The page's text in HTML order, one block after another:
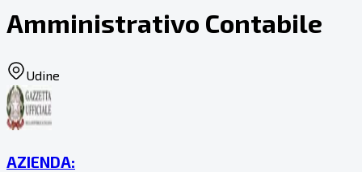
Amministrativo Contabile
Udine
AZIENDA: